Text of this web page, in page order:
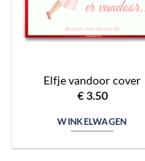
Elfje vandoor cover
€3.50
WINKELWAGEN